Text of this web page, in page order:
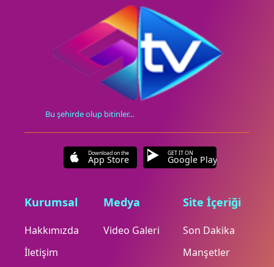
Bu şehirde olup bitinler...
Download on the
App Store
GET IT ON
Google Play
Kurumsal
Hakkımızda
İletişim
Medya
Video Galeri
Site İçeriği
Son Dakika
Manşetler